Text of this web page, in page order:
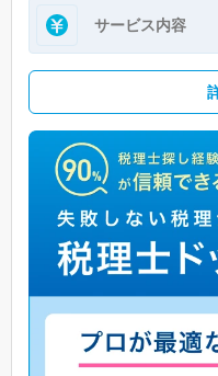
サービス内容